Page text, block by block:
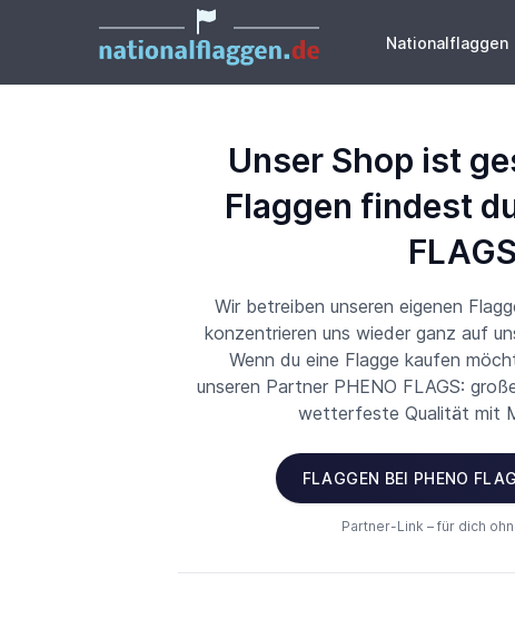
Nationalflaggen
Unser Shop ist
Flaggen findest
FLAGS
Wir betreiben unseren eigenen
konzentrieren uns wieder ganz auf
Wenn du eine Flagge kaufen
unseren Partner PHENO FLAGS:
wetterfeste Qualität mit
FLAGGEN BEI PHENO
Partner-Link – für dich